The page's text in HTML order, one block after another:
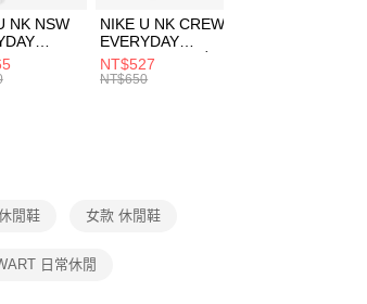
點擊此簡訊中的連結，可透過四大超商
行付款，方視為交易完成。
立刻繳費，但若您需要取消訂單，請聯
取消之訂單仍視為有效，需透過AFTEE
提供之「AFTEE先享後付」服務完成之
供個人資料，並將交易相關給付款項請
覽以下網址：
以上)免運費
NK NSW
CR
襪
NIKE U NK CREW
EVERYDAY
BBALL 3PR 男女
長統襪
NT$527
NT$650
閒鞋 女款 休閒鞋
日常休閒